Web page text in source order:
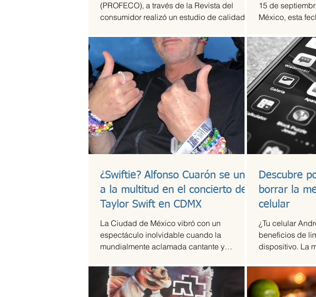
(PROFECO), a través de la Revista del
consumidor realizó un estudio de calidad a
15 de
México, esta
¿Swiftie? Alfonso Cuarón se une
a la multitud en el concierto de
Taylor Swift en CDMX
La Ciudad de México vibró con un
espectáculo inolvidable cuando la
mundialmente aclamada cantante y
Descubre
borrar la
celular
¿Tu celular
beneficios de
dispositivo. La